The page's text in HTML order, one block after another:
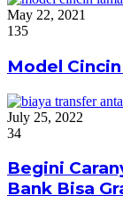
May 22, 2021
135
Model
July 25, 2022
34
Begini
Bank Bisa